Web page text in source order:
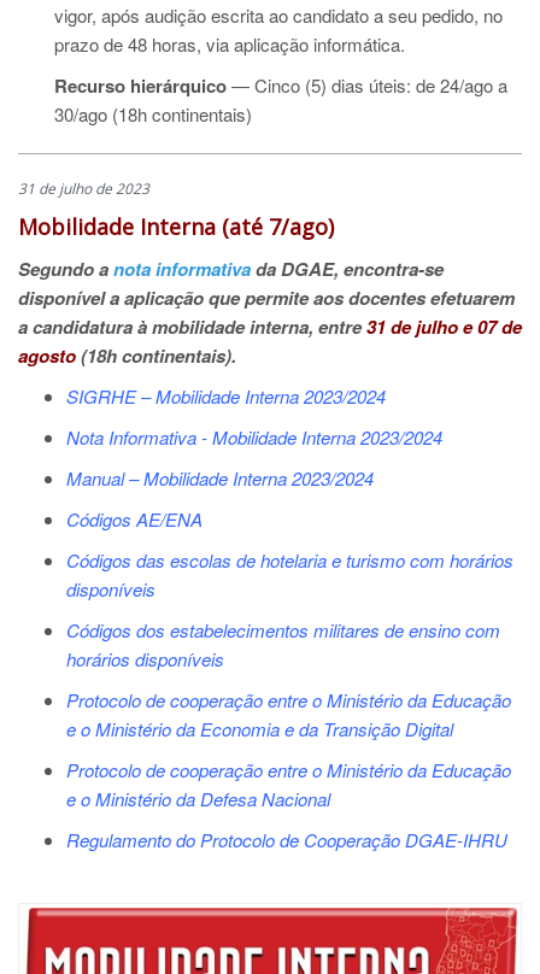
vigor, após audição escrita ao candidato a seu pedido, no
prazo de 48 horas, via aplicação informática.
Recurso hierárquico— Cinco (5) dias úteis: de 24/ago a
30/ago (18h continentais)
31 de julho de 2023
Mobilidade Interna (até 7/ago)
Segundo anota informativada DGAE, encontra-se
disponível a aplicação que permite aos docentes efetuarem
a candidatura à mobilidade interna, entre31 de julho e 07 de
agosto(18h continentais).
SIGRHE – Mobilidade Interna 2023/2024
Nota Informativa - Mobilidade Interna 2023/2024
Manual – Mobilidade Interna 2023/2024
Códigos AE/ENA
Códigos das escolas de hotelaria e turismo com horários
disponíveis
Códigos dos estabelecimentos militares de ensino com
horários disponíveis
Protocolo de cooperação entre o Ministério da Educação
e o Ministério da Economia e da Transição Digital
Protocolo de cooperação entre o Ministério da Educação
e o Ministério da Defesa Nacional
Regulamento do Protocolo de Cooperação DGAE-IHRU